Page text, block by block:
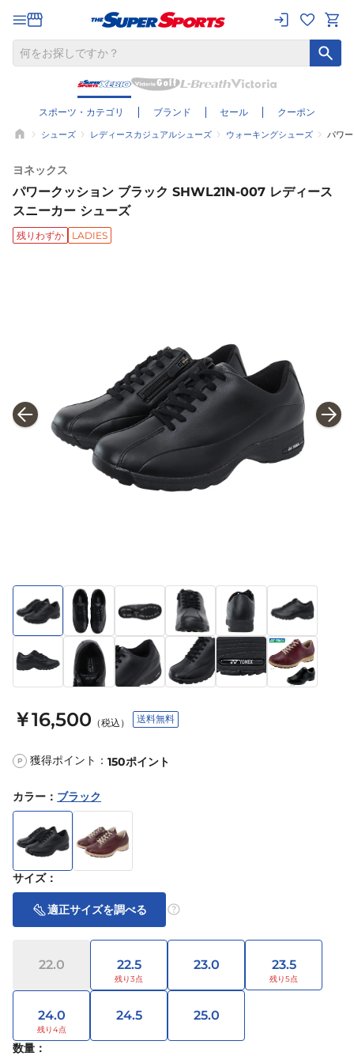
スポーツ・カテゴリ ブランド セール クーポン
シューズ レディースカジュアルシューズ ウォーキングシューズ パワ
ヨネックス
パワークッション ブラック SHWL21N-007 レディース
スニーカー シューズ
残りわずか LADIES
￥16,500 （税込） 送料無料
P 獲得ポイント： 150ポイント
カラー ： ブラック
サイズ：
適正サイズを調べる
22.0 22.5 23.0 23.5
24.0 24.5 25.0
数量：